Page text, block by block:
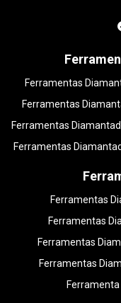
Ferramentas
Ferramentas
Ferramentas
Ferramentas
Ferramentas
Ferramentas
Ferramentas
Ferramentas